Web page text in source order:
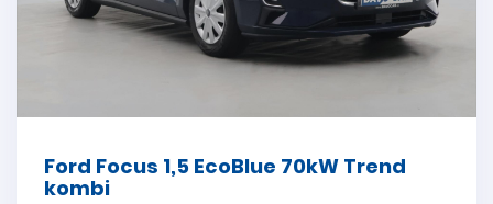
Ford Focus 1,5 EcoBlue 70kW Trend
kombi